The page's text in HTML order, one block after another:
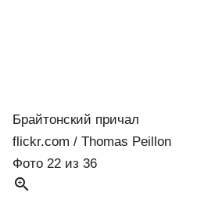
Брайтонский причал
flickr.com / Thomas Peillon
Фото 22 из 36
